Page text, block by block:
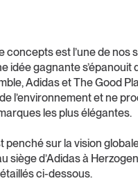
concepts est l’une de
idée gagnante
Adidas et The Good
l’environnement et ne
les plus élégantes.
penché sur la vision
siège d’Adidas à
ci-dessous.